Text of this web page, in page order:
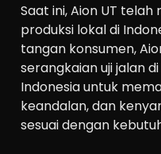
Saat ini, Aion UT
produksi lokal di
tangan konsumen,
serangkaian uji jalan
Indonesia untuk
keandalan, dan
sesuai dengan